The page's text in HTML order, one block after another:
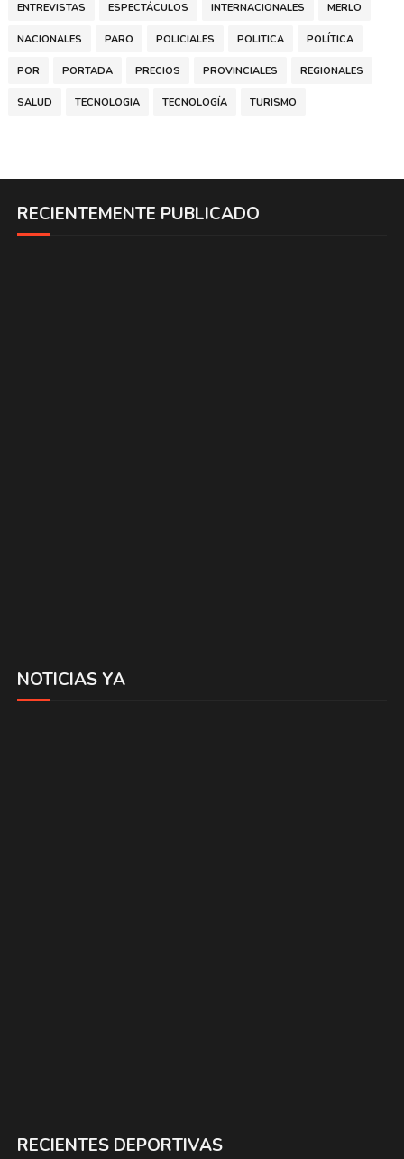
ENTREVISTAS ESPECTÁCULOS INTERNACIONALES MERLO
NACIONALES PARO POLICIALES POLITICA POLÍTICA
POR PORTADA PRECIOS PROVINCIALES REGIONALES
SALUD TECNOLOGIA TECNOLOGÍA TURISMO
RECIENTEMENTE PUBLICADO
NOTICIAS YA
RECIENTES DEPORTIVAS